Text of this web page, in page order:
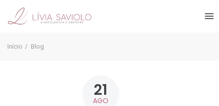
Início Blog
21
AGO